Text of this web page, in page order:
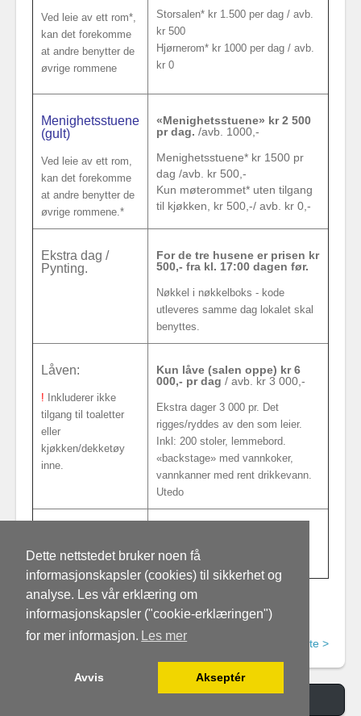
Dette nettstedet bruker noen få
informasjonskapsler (cookies) til sikkerhet og
analyse. Les vår erklæring om
informasjonskapsler ("cookie-erklæringen")
for mer informasjon. Les mer
Avvis Akseptér
Ved leie av ett rom*,
kan det forekomme
at andre benytter de
øvrige rommene
Storsalen* kr 1.500 per dag / avb.
kr 500
Hjørnerom* kr 1000 per dag / avb.
kr 0
Menighetsstuene
(gult)
Ved leie av ett rom,
kan det forekomme
at andre benytter de
øvrige rommene.*
«Menighetsstuene» kr 2 500
pr dag. /avb. 1000,-
Menighetsstuene* kr 1500 pr
dag /avb. kr 500,-
Kun møterommet* uten tilgang
til kjøkken, kr 500,-/ avb. kr 0,-
Ekstra dag /
Pynting.
For de tre husene er prisen kr
500,- fra kl. 17:00 dagen før.
Nøkkel i nøkkelboks - kode
utleveres samme dag lokalet skal
benyttes.
Låven:
! Inkluderer ikke
tilgang til toaletter
eller
kjøkken/dekketøy
inne.
Kun låve (salen oppe) kr 6
000,- pr dag / avb. kr 3 000,-
Ekstra dager 3 000 pr. Det
rigges/ryddes av den som leier.
Inkl: 200 stoler, lemmebord.
«backstage» med vannkoker,
vannkanner med rent drikkevann.
Utedo
Inkl: Bord og benker, Utedo
(*Gjelder kun ved møter, Ikke konfirmasjoner, dåp el.
andre sammenkomster da leier man hele enheten.)
< Forrige Neste >